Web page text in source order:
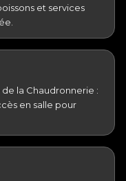
et services
la Chaudronnerie :
en salle pour